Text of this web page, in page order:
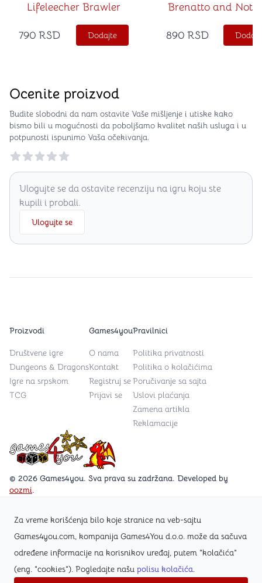
Za vreme korišćenja bilo koje stranice na veb-sajtu
Games4you.com, kompanija Games4You d.o.o. može da sačuva
određene informacije na korisnikov uređaj, putem "kolačića"
(eng. "cookies"). Pogledajte našu polisu kolačića.
Lifeleecher Brawler
790 RSD Dodajte
Brenatto and Nott
Brave
890 RSD
Ocenite proizvod
Budite slobodni da nam ostavite Vaše mišljenje i utiske kako
bismo bili u mogućnosti da poboljšamo kvalitet naših usluga i u
potpunosti ispunimo Vaša očekivanja.
Reviews
Ulogujte se da ostavite recenziju na igru koju ste
kupili i probali.
Ulogujte se
Games4you logo
© 2026 Games4you. Sva prava su zadržana. Developed by
oozmi.
Posetite Facebook stranicu /Games4you.rs
Zapratite Instagram profil @games4yours
Proizvodi
Društvene igre
Dungeons & Dragons
Igre na srpskom
TCG
Games4you
O nama
Kontakt
Registruj se
Prijavi se
Pravilnici
Politika privatnosti
Politika o kolačićima
Poručivanje sa sajta
Uslovi plaćanja
Zamena artikla
Reklamacije